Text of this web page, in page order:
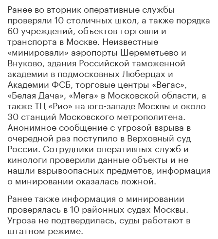
Ранее во вторник оперативные службы
проверяли 10 столичных школ, а также порядка
60 учреждений, объектов торговли и
транспорта в Москве. Неизвестные
«минировали» аэропорты Шереметьево и
Внуково, здания Российской таможенной
академии в подмосковных Люберцах и
Академии ФСБ, торговые центры «Вегас»,
«Белая Дача», «Мега» в Московской области, а
также ТЦ «Рио» на юго-западе Москвы и около
30 станций Московского метрополитена.
Анонимное сообщение с угрозой взрыва в
очередной раз поступило в Верховный суд
России. Сотрудники оперативных служб и
кинологи проверили данные объекты и не
нашли взрывоопасных предметов, информация
о минировании оказалась ложной.
Ранее также информация о минировании
проверялась в 10 районных судах Москвы.
Угроза не подтвердилась, суды работают в
штатном режиме.